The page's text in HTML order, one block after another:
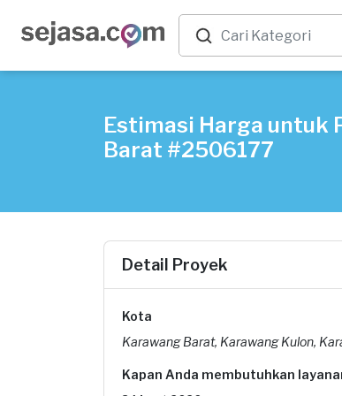
Estimasi Harga untuk
Barat #2506177
Detail Proyek
Kota
Karawang Barat, Karawang Kulon,
Kapan Anda membutuhkan